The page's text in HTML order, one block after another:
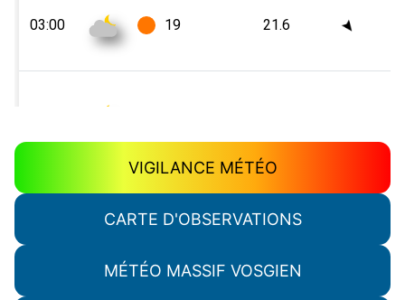
VIGILANCE MÉTÉO
CARTE D'OBSERVATIONS
MÉTÉO MASSIF VOSGIEN